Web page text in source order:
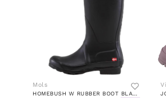
Mols
HOMEBUSH W RUBBER BOOT BLACK